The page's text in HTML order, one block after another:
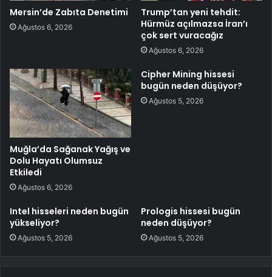
Mersin’de Zabıta Denetimi
Ağustos 6, 2026
Trump’tan yeni tehdit:
Hürmüz açılmazsa İran’ı
çok sert vuracağız
Ağustos 6, 2026
Muğla’da Sağanak Yağış ve
Dolu Hayatı Olumsuz
Etkiledi
Ağustos 6, 2026
Cipher Mining hissesi
bugün neden düşüyor?
Ağustos 5, 2026
Intel hisseleri neden bugün
yükseliyor?
Ağustos 5, 2026
Prologis hissesi bugün
neden düşüyor?
Ağustos 5, 2026